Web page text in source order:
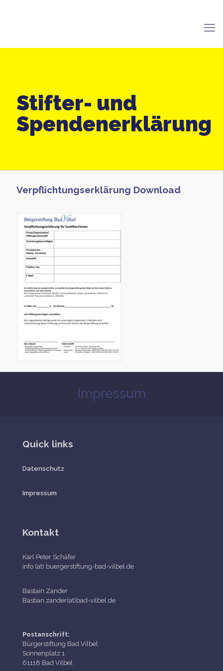
Stifter- und
Spendenerklärung
Verpflichtungserklärung Download
Impressum
Quick links
Datenschutz
Impressum
Kontakt
Karl Peter Schäfer
info (at) buergerstiftung-bad-vilbel.de
Bastain Zander
Bastian.zander(at)bad-vilbel.de
Postanschrift:
Bürgerstiftung Bad Vilbel
Sonnenplatz 1
61118 Bad Vilbel